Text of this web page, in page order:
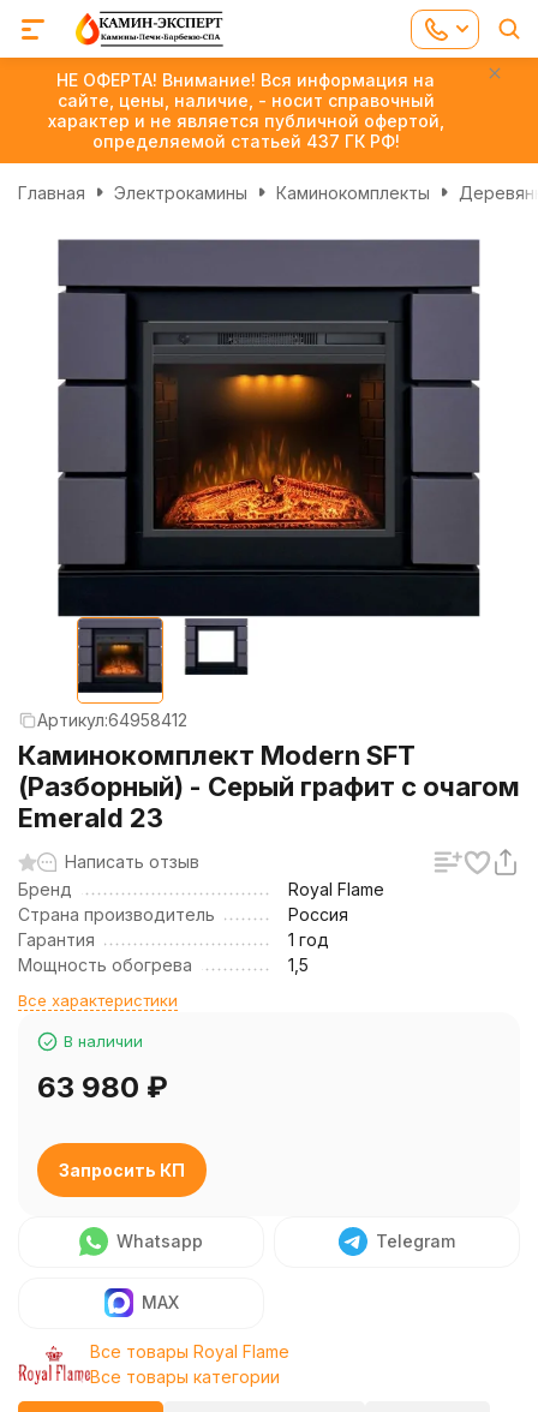
НЕ ОФЕРТА! Внимание! Вся информация на
сайте, цены, наличие, - носит справочный
характер и не является публичной офертой,
определяемой статьей 437 ГК РФ!
Главная Электрокамины Каминокомплекты
Артикул:64958412
Каминокомплект Modern SFT
(Разборный) - Серый графит с очагом
Emerald 23
Написать отзыв
Бренд
Royal Flame
Страна производитель
Россия
Гарантия
1 год
Мощность обогрева
1,5
Все характеристики
В наличии
63 980 ₽
Запросить КП
Whatsapp Telegram
MAX
Все товары Royal Flame
Все товары категории